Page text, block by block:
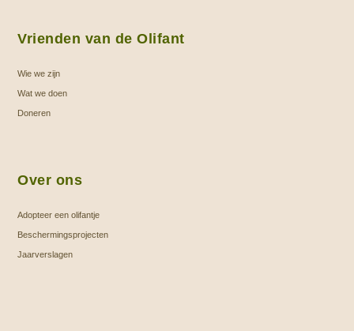
Vrienden van de Olifant
Wie we zijn
Wat we doen
Doneren
Over ons
Adopteer een olifantje
Beschermingsprojecten
Jaarverslagen